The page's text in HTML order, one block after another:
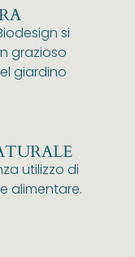
si
grazioso
giardino
utilizzo di
alimentare.